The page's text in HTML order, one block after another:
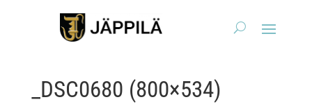
_DSC0680 (800×534)